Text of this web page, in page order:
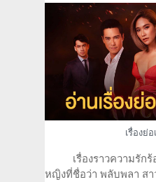
เรื่องย่
เรื่องราวความรักร้อ
หญิงที่ชื่อว่า พลับพลา ส